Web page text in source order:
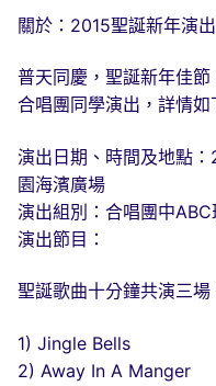
關於：2015聖誕新年演
普天同慶，聖誕新年佳
合唱團同學演出，詳情如
演出日期、時間及地點
園海濱廣場
演出組別：合唱團中
演出節目：
聖誕歌曲十分鐘共演三場
1) Jingle Bells
2) Away In A Manger